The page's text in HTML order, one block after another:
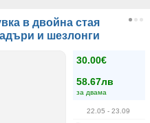
в двойна стая
и шезлонги
30.00€
58.67лв
за двама
22.05 - 23.09